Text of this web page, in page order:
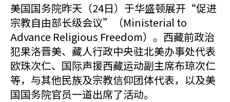
美国国务院昨天（24日）于华盛顿展开“促进
宗教自由部长级会议”（Ministerial to
Advance Religious Freedom）。西藏前政治
犯果洛晋美、藏人行政中央驻北美办事处代表
欧珠次仁、国际声援西藏运动副主席布琼次仁
等，与其他民族及宗教信仰团体代表，以及美
国国务院官员一道出席了活动。